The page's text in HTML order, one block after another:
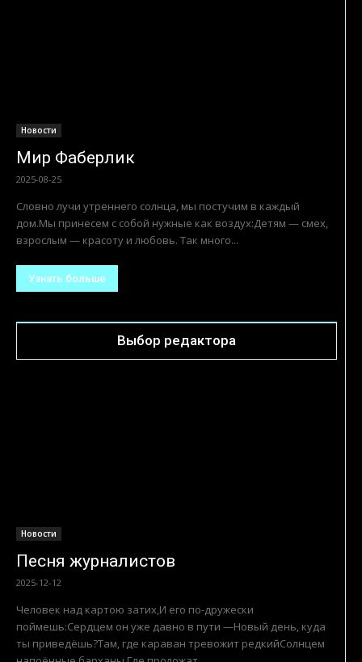
Новости
Мир Фаберлик
2025-08-25
Словно лучи утреннего солнца, мы постучим в каждый
дом.Мы принесем с собой нужные как воздух:Детям — смех,
взрослым — красоту и любовь. Так много...
Узнать больше
Выбор редактора
Новости
Песня журналистов
2025-12-12
Человек над картою затих,И его по-дружески
поймешь:Сердцем он уже давно в пути —Новый день, куда
ты приведёшь?Там, где караван тревожит редкийСолнцем